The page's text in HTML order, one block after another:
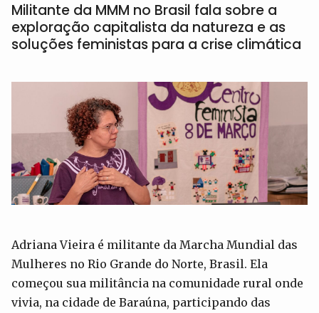
Militante da MMM no Brasil fala sobre a
exploração capitalista da natureza e as
soluções feministas para a crise climática
Adriana Vieira é militante da Marcha Mundial das
Mulheres no Rio Grande do Norte, Brasil. Ela
começou sua militância na comunidade rural onde
vivia, na cidade de Baraúna, participando das